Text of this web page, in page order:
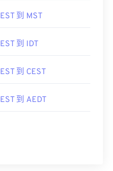
EST 到 MST
EST 到 IDT
EST 到 CEST
EST 到 AEDT